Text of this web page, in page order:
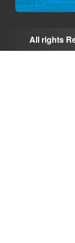
All rights